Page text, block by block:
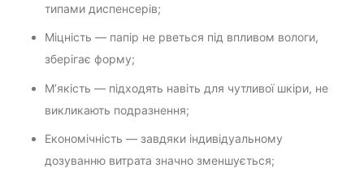
типами диспенсерів;
Міцність — папір не рветься під впливом вологи,
зберігає форму;
М’якість — підходять навіть для чутливої шкіри, не
викликають подразнення;
Економічність — завдяки індивідуальному
дозуванню витрата значно зменшується;